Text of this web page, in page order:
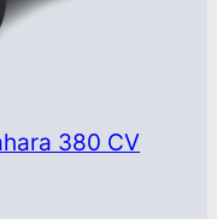
380 CV